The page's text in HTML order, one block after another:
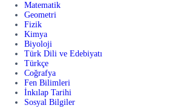
Matematik
Geometri
Fizik
Kimya
Biyoloji
Türk Dili ve Edebiyatı
Türkçe
Coğrafya
Fen Bilimleri
İnkılap Tarihi
Sosyal Bilgiler